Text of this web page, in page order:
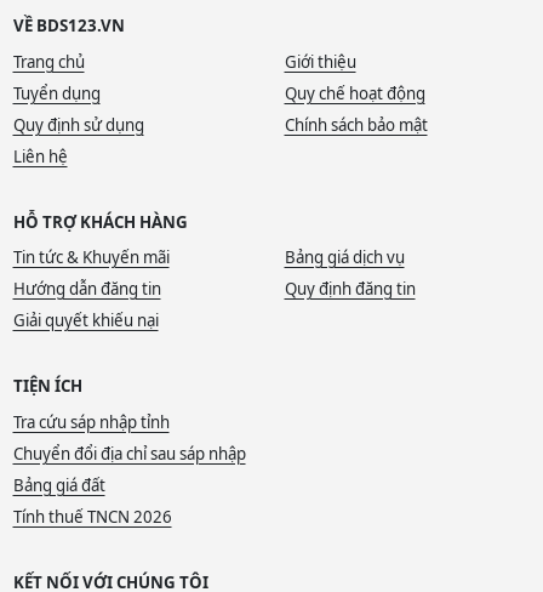
VỀ BDS123.VN
Trang chủ
Giới thiệu
Tuyển dụng
Quy chế hoạt động
Quy định sử dụng
Chính sách bảo mật
Liên hệ
HỖ TRỢ KHÁCH HÀNG
Tin tức & Khuyến mãi
Bảng giá dịch vụ
Hướng dẫn đăng tin
Quy định đăng tin
Giải quyết khiếu nại
TIỆN ÍCH
Tra cứu sáp nhập tỉnh
Chuyển đổi địa chỉ sau sáp nhập
Bảng giá đất
Tính thuế TNCN 2026
KẾT NỐI VỚI CHÚNG TÔI